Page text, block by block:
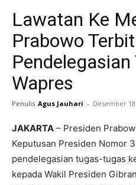
Lawatan Ke
Prabowo
Wapres
Penulis Agus Jauhari - Desember
JAKARTA – Presiden
Keputusan Presiden Nomor
pendelegasian tugas-tugas
kepada Wakil Presiden